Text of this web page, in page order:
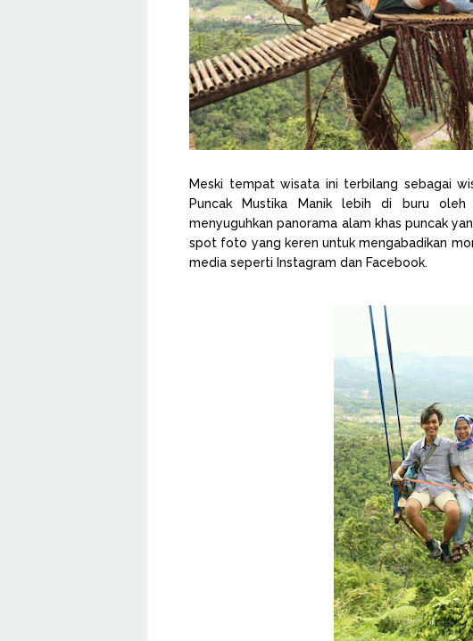
Meski tempat wisata ini terbilang sebagai
Puncak Mustika Manik lebih di buru
menyuguhkan panorama alam khas puncak
spot foto yang keren untuk mengabadikan
media seperti Instagram dan Facebook.